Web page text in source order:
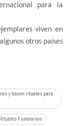
para la
viven en
otros países
y hacen rituales para
Rituales Funerarios